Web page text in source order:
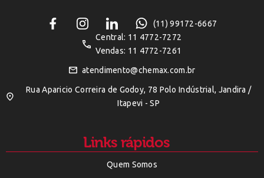
(11) 99172-6667
Central: 11 4772-7272
Vendas: 11 4772-7261
atendimento@chemax.com.br
Rua Aparicio Correira de Godoy, 78 Polo Indústrial, Jandira /
Itapevi - SP
Links rápidos
Quem Somos